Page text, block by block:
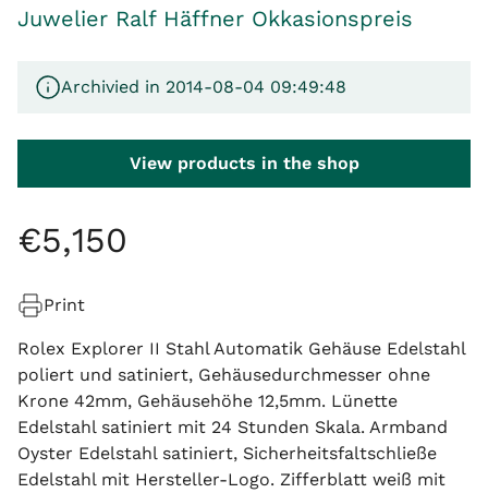
Juwelier Ralf Häffner Okkasionspreis
Archivied in 2014-08-04 09:49:48
View products in the shop
€5,150
Print
Rolex Explorer II Stahl Automatik Gehäuse Edelstahl
poliert und satiniert, Gehäusedurchmesser ohne
Krone 42mm, Gehäusehöhe 12,5mm. Lünette
Edelstahl satiniert mit 24 Stunden Skala. Armband
Oyster Edelstahl satiniert, Sicherheitsfaltschließe
Edelstahl mit Hersteller-Logo. Zifferblatt weiß mit